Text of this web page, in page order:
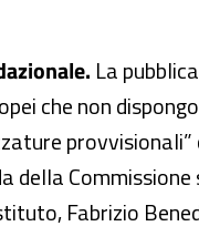
La
che non
della
Fabrizio